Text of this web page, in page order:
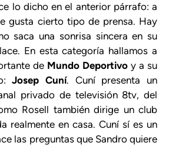
lo dicho en el anterior párrafo: a
gusta cierto tipo de prensa. Hay
saca una sonrisa sincera en su
En esta categoría hallamos a
de Mundo Deportivo y a su
Josep Cuní. Cuní presenta un
privado de televisión 8tv, del
Rosell también dirige un club
realmente en casa. Cuní sí es un
las preguntas que Sandro quiere